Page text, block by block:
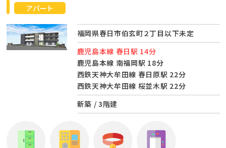
アパート
福岡県春日市伯玄町２丁目以下未定
鹿児島本線 春日駅 14分
鹿児島本線 南福岡駅 18分
西鉄天神大牟田線 春日原駅 22分
西鉄天神大牟田線 桜並木駅 22分
新築 / 3階建